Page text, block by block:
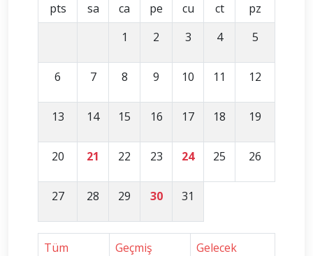
pts
sa ca pe cu ct
pz
1
2 3 4 5
6 7 8 9 10 11 12
13 14 15 16 17 18 19
20 21 22 23 24 25 26
27 28 29 30 31
Tüm
Geçmiş
Gelecek